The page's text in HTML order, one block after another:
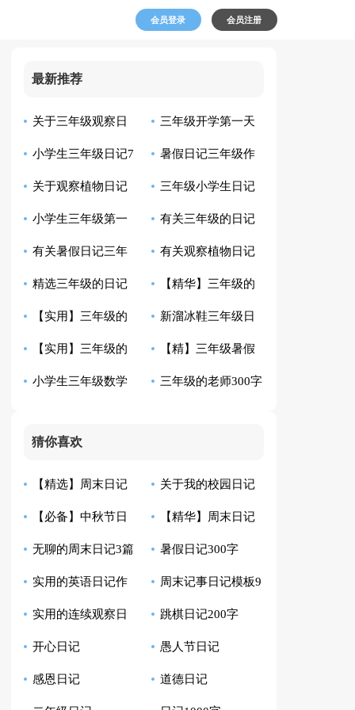
会员登录 会员注册
最新推荐
关于三年级观察日
记作文汇编6篇
三年级开学第一天
日记锦集六篇
小学生三年级日记7
篇
暑假日记三年级作
文300字集合七篇
关于观察植物日记
范文集合8篇
三年级小学生日记
小学生三年级第一
场雪日记300字6篇
有关三年级的日记
作文300字集合五篇
有关暑假日记三年
级作文汇编7篇
有关观察植物日记
模板锦集九篇
精选三年级的日记
作文300字八篇
【精华】三年级的
日记作文300字集合9
篇
【实用】三年级的
日记作文300字集锦
六篇
新溜冰鞋三年级日
记
【实用】三年级的
日记作文300字10篇
【精】三年级暑假
日记14篇
小学生三年级数学 三年级的老师300字
猜你喜欢
【精选】周末日记
集锦7篇
关于我的校园日记
集合10篇
【必备】中秋节日
记范文集锦7篇
【精华】周末日记
汇编8篇
无聊的周末日记3篇 暑假日记300字
实用的英语日记作
文300字四篇
周末记事日记模板9
篇
实用的连续观察日
记集锦七篇
跳棋日记200字
开心日记 愚人节日记
感恩日记 道德日记